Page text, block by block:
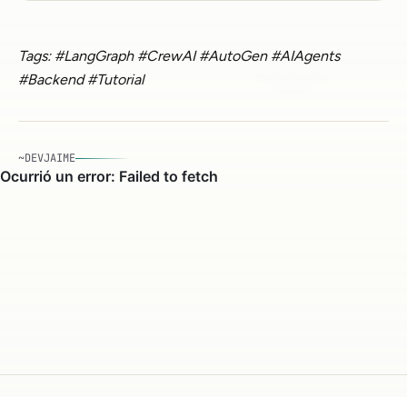
Tags: #LangGraph #CrewAI #AutoGen #AIAgents
#Backend #Tutorial
~DEVJAIME